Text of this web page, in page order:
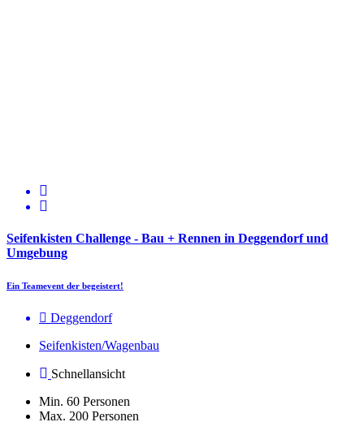
Seifenkisten Challenge - Bau + Rennen in Deggendorf und
Umgebung
Ein Teamevent der begeistert!
Deggendorf
Seifenkisten/Wagenbau
Schnellansicht
Min. 60 Personen
Max. 200 Personen